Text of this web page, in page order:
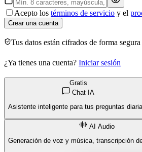
Acepto los términos de servicio y el
Crear una cuenta
Tus datos están cifrados de forma
¿Ya tienes una cuenta? Iniciar sesión
Gratis
Chat IA
Asistente inteligente para tus preguntas
AI Audio
Generación de voz y música, transcripción